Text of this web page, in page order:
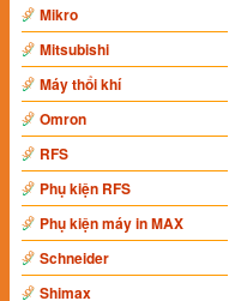
Mikro
Mitsubishi
Máy thổi khí
Omron
RFS
Phụ kiện RFS
Phụ kiện máy in MAX
Schneider
Shimax